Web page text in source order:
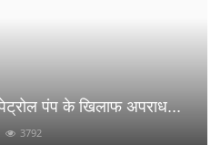
पेट्रोल पंप के खिलाफ अपराध...
3792